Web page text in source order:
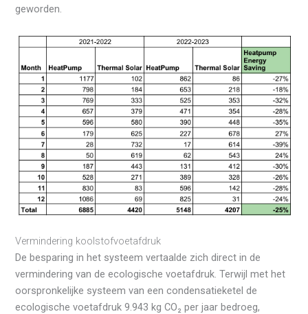
geworden.
Vermindering koolstofvoetafdruk
De besparing in het systeem vertaalde zich direct in de
vermindering van de ecologische voetafdruk. Terwijl met het
oorspronkelijke systeem van een condensatieketel de
ecologische voetafdruk 9.943 kg CO₂ per jaar bedroeg,